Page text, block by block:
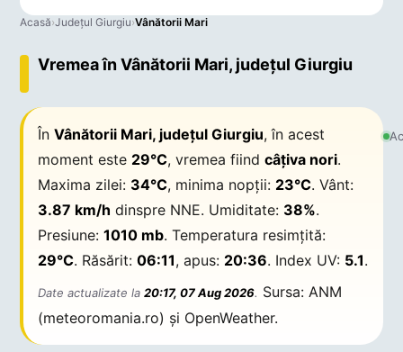
Acasă›Județul Giurgiu›Vânătorii Mari
Vremea în Vânătorii Mari, județul Giurgiu
ÎnVânătorii Mari, județul Giurgiu, în acest
moment este 29°C, vremea fiindcâțiva nori.
Maxima zilei: 34°C, minima nopții: 23°C. Vânt:
3.87 km/h dinspre NNE. Umiditate: 38%.
Presiune:1010 mb. Temperatura resimțită:
29°C. Răsărit:06:11, apus: 20:36. Index UV: 5.1.
Date actualizate la20:17, 07 Aug 2026. Sursa: ANM
(meteoromania.ro) și OpenWeather.